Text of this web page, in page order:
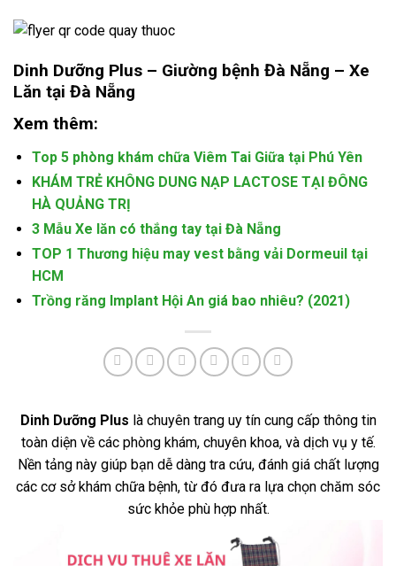
Dinh Dưỡng Plus – Giường bệnh Đà Nẵng – Xe
Lăn tại Đà Nẵng
Xem thêm:
Top 5 phòng khám chữa Viêm Tai Giữa tại Phú Yên
KHÁM TRẺ KHÔNG DUNG NẠP LACTOSE TẠI ĐÔNG
HÀ QUẢNG TRỊ
3 Mẫu Xe lăn có thắng tay tại Đà Nẵng
TOP 1 Thương hiệu may vest bằng vải Dormeuil tại
HCM
Trồng răng Implant Hội An giá bao nhiêu? (2021)
Dinh Dưỡng Plus là chuyên trang uy tín cung cấp thông tin
toàn diện về các phòng khám, chuyên khoa, và dịch vụ y tế.
Nền tảng này giúp bạn dễ dàng tra cứu, đánh giá chất lượng
các cơ sở khám chữa bệnh, từ đó đưa ra lựa chọn chăm sóc
sức khỏe phù hợp nhất.